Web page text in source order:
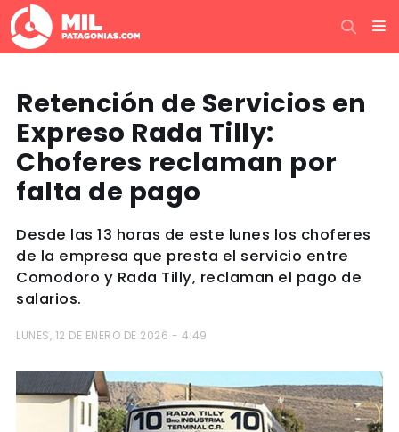
Retención de Servicios en
Expreso Rada Tilly:
Choferes reclaman por
falta de pago
Desde las 13 horas de este lunes los choferes
de la empresa que presta el servicio entre
Comodoro y Rada Tilly, reclaman el pago de
salarios.
LUNES, 12 DE ENERO DE 2026 - 4:49